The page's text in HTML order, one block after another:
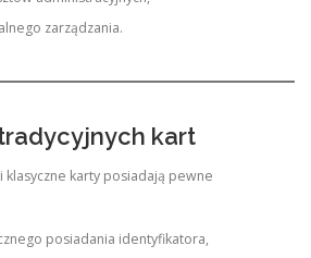
zarządzania.
kart
karty posiadają pewne
posiadania identyfikatora,